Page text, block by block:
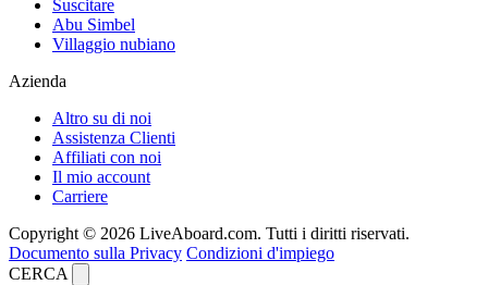
Suscitare
Abu Simbel
Villaggio nubiano
Azienda
Altro su di noi
Assistenza Clienti
Affiliati con noi
Il mio account
Carriere
Copyright © 2026 LiveAboard.com. Tutti i diritti riservati.
Documento sulla Privacy Condizioni d'impiego
CERCA